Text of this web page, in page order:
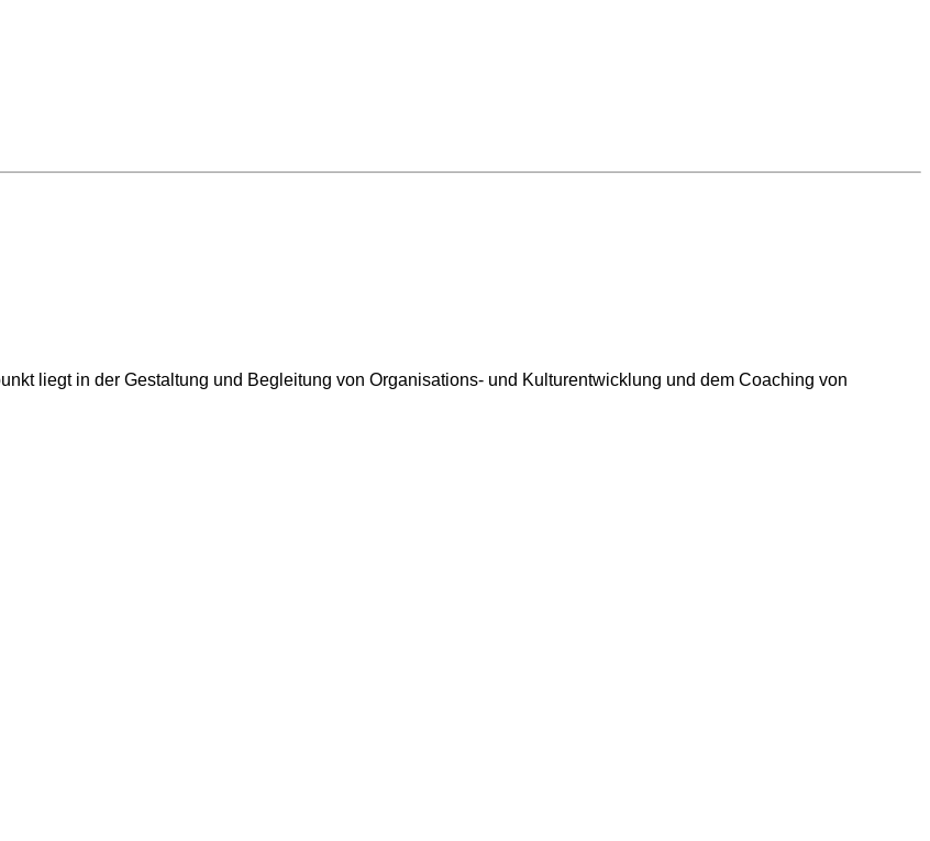
liegt in der Gestaltung und Begleitung von Organisations- und Kulturentwicklung und dem Coaching von